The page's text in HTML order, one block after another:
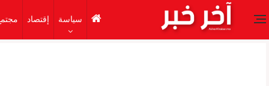
سياسة إقتصاد